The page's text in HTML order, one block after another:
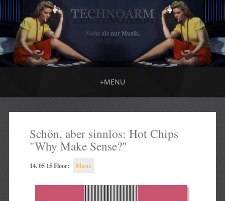
+MENU
Schön, aber sinnlos: Hot Chips
"Why Make Sense?"
14. 05 15 Floor: Musik